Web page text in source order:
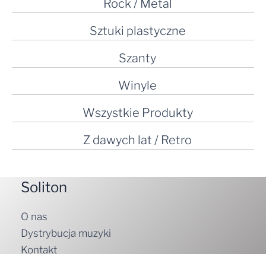
Rock / Metal
Sztuki plastyczne
Szanty
Winyle
Wszystkie Produkty
Z dawych lat / Retro
Soliton
O nas
Dystrybucja muzyki
Kontakt